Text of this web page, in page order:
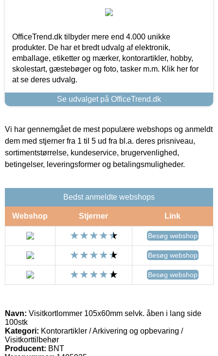
OfficeTrend.dk tilbyder mere end 4.000 unikke
produkter. De har et bredt udvalg af elektronik,
emballage, etiketter og mærker, kontorartikler, hobby,
skolestart, gæstebøger og foto, tasker m.m. Klik her for
at se deres udvalg.
Se udvalget på OfficeTrend.dk
Vi har gennemgået de mest populære webshops og anmeldt
dem med stjerner fra 1 til 5 ud fra bl.a. deres prisniveau,
sortimentstørrelse, kundeservice, brugervenlighed,
betingelser, leveringsformer og betalingsmuligheder.
Bedst anmeldte webshops
Webshop Stjerner Link
Besøg webshop
Besøg webshop
Besøg webshop
Navn: Visitkortlommer 105x60mm selvk. åben i lang side
100stk
Kategori: Kontorartikler / Arkivering og opbevaring /
Visitkorttilbehør
Producent: BNT